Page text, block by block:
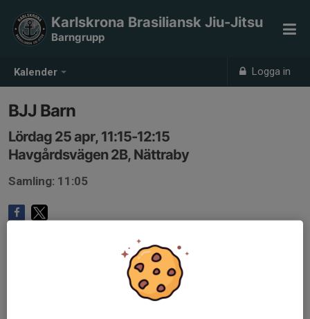
Kalender Logga in
Karlskrona Brasiliansk Jiu-Jitsu
Barngrupp
BJJ Barn
Lördag 25 apr, 11:15-12:15
Havgårdsvägen 2B, Nättraby
Samling: 11:05